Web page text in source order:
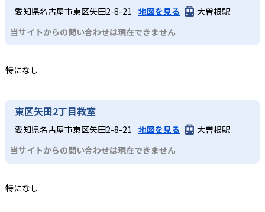
愛知県名古屋市東区矢田2-8-21 地図を見る
大曽根駅
当サイトからの問い合わせは現在できません
特になし
東区矢田2丁目教室
愛知県名古屋市東区矢田2-8-21 地図を見る
大曽根駅
当サイトからの問い合わせは現在できません
特になし